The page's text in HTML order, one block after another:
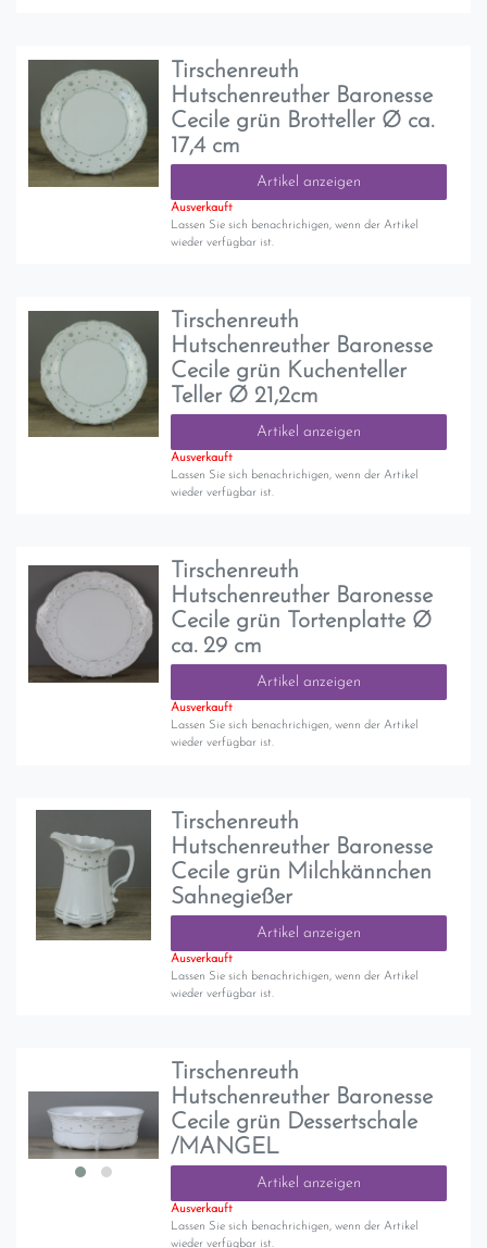
Tirschenreuth
Hutschenreuther Baronesse
Cecile grün Brotteller Ø ca.
17,4 cm
Artikel anzeigen
Ausverkauft
Lassen Sie sich benachrichigen, wenn der Artikel
wieder verfügbar ist.
Tirschenreuth
Hutschenreuther Baronesse
Cecile grün Kuchenteller
Teller Ø 21,2cm
Artikel anzeigen
Ausverkauft
Lassen Sie sich benachrichigen, wenn der Artikel
wieder verfügbar ist.
Tirschenreuth
Hutschenreuther Baronesse
Cecile grün Tortenplatte Ø
ca. 29 cm
Artikel anzeigen
Ausverkauft
Lassen Sie sich benachrichigen, wenn der Artikel
wieder verfügbar ist.
Tirschenreuth
Hutschenreuther Baronesse
Cecile grün Milchkännchen
Sahnegießer
Artikel anzeigen
Ausverkauft
Lassen Sie sich benachrichigen, wenn der Artikel
wieder verfügbar ist.
Tirschenreuth
Hutschenreuther Baronesse
Cecile grün Dessertschale
/MANGEL
Artikel anzeigen
Ausverkauft
Lassen Sie sich benachrichigen, wenn der Artikel
wieder verfügbar ist.